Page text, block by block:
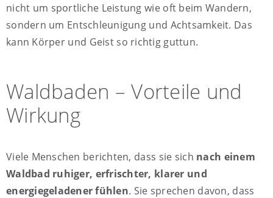
nicht um sportliche Leistung wie oft beim Wandern,
sondern um Entschleunigung und Achtsamkeit. Das
kann Körper und Geist so richtig guttun.
Waldbaden – Vorteile und
Wirkung
Viele Menschen berichten, dass sie sich nach einem
Waldbad ruhiger, erfrischter, klarer und
energiegeladener fühlen. Sie sprechen davon, dass